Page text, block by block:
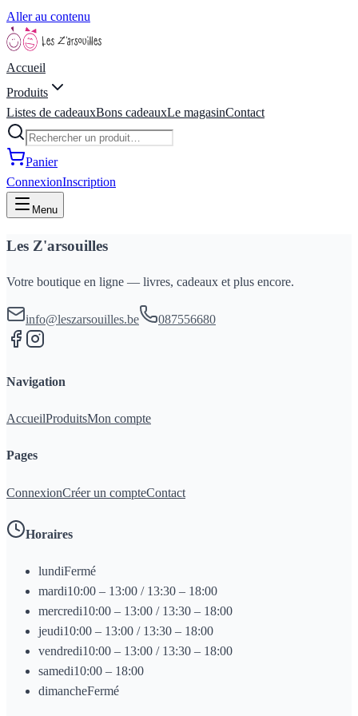
Aller au contenu
Accueil
Produits
Listes de cadeauxBons cadeauxLe magasinContact
Panier
ConnexionInscription
Menu
Les Z'arsouilles
Votre boutique en ligne — livres, cadeaux et plus encore.
info@leszarsouilles.be 087556680
Navigation
AccueilProduitsMon compte
Pages
ConnexionCréer un compteContact
Horaires
lundiFermé
mardi10:00 – 13:00 / 13:30 – 18:00
mercredi10:00 – 13:00 / 13:30 – 18:00
jeudi10:00 – 13:00 / 13:30 – 18:00
vendredi10:00 – 13:00 / 13:30 – 18:00
samedi10:00 – 18:00
dimancheFermé